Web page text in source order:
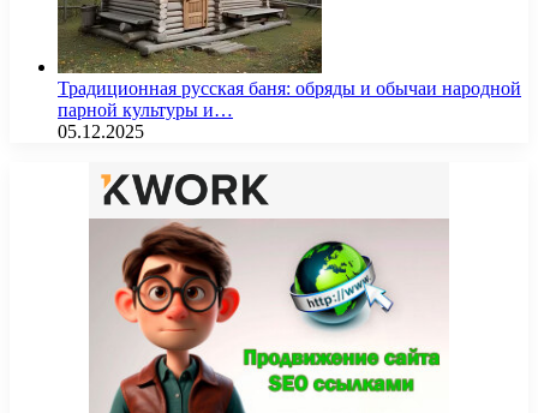
Традиционная русская баня: обряды и обычаи народной
парной культуры и…
05.12.2025